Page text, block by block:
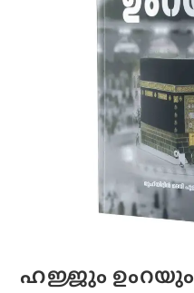
ഹജ്ജും ഉംറയും